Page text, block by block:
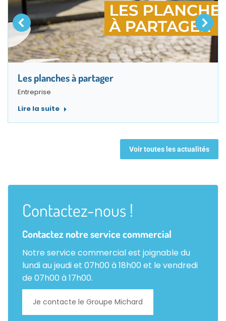
Les planches à partager
Entreprise
Lire la suite
Voir toutes les actualités
Contactez-nous !
Contactez notre service commercial
Notre service commercial est joignable du
lundi au jeudi et 07h00 à 18h00 et le vendredi
de 07h00 à 17h00.
Je contacte le Groupe Michard